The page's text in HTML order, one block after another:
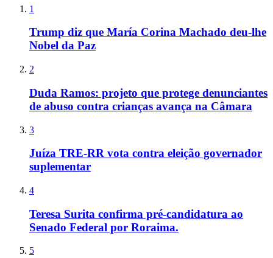
1
Trump diz que María Corina Machado deu-lhe
Nobel da Paz
2
Duda Ramos: projeto que protege denunciantes
de abuso contra crianças avança na Câmara
3
Juíza TRE-RR vota contra eleição governador
suplementar
4
Teresa Surita confirma pré-candidatura ao
Senado Federal por Roraima.
5